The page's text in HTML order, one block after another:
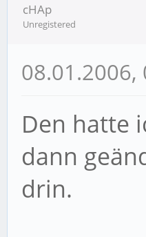
cHAp
Unregistered
08.01.2006,
Den hatte
dann
drin.